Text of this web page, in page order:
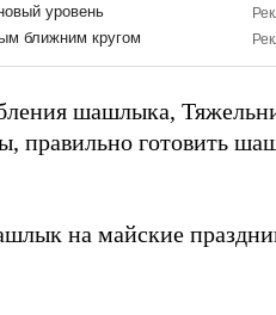
шашлыка,
правильно готовить
на майские